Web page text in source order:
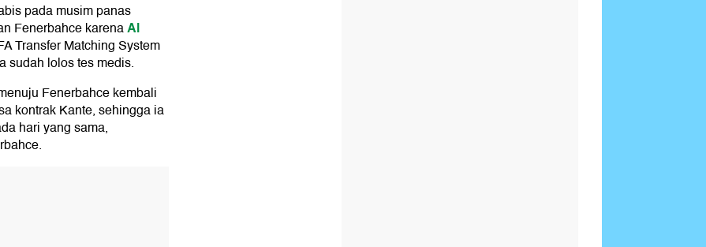
pada musim panas
Fenerbahce karenaAl
Transfer Matching System
sudah lolos tes medis.
Fenerbahce kembali
kontrak Kante, sehingga ia
hari yang sama,